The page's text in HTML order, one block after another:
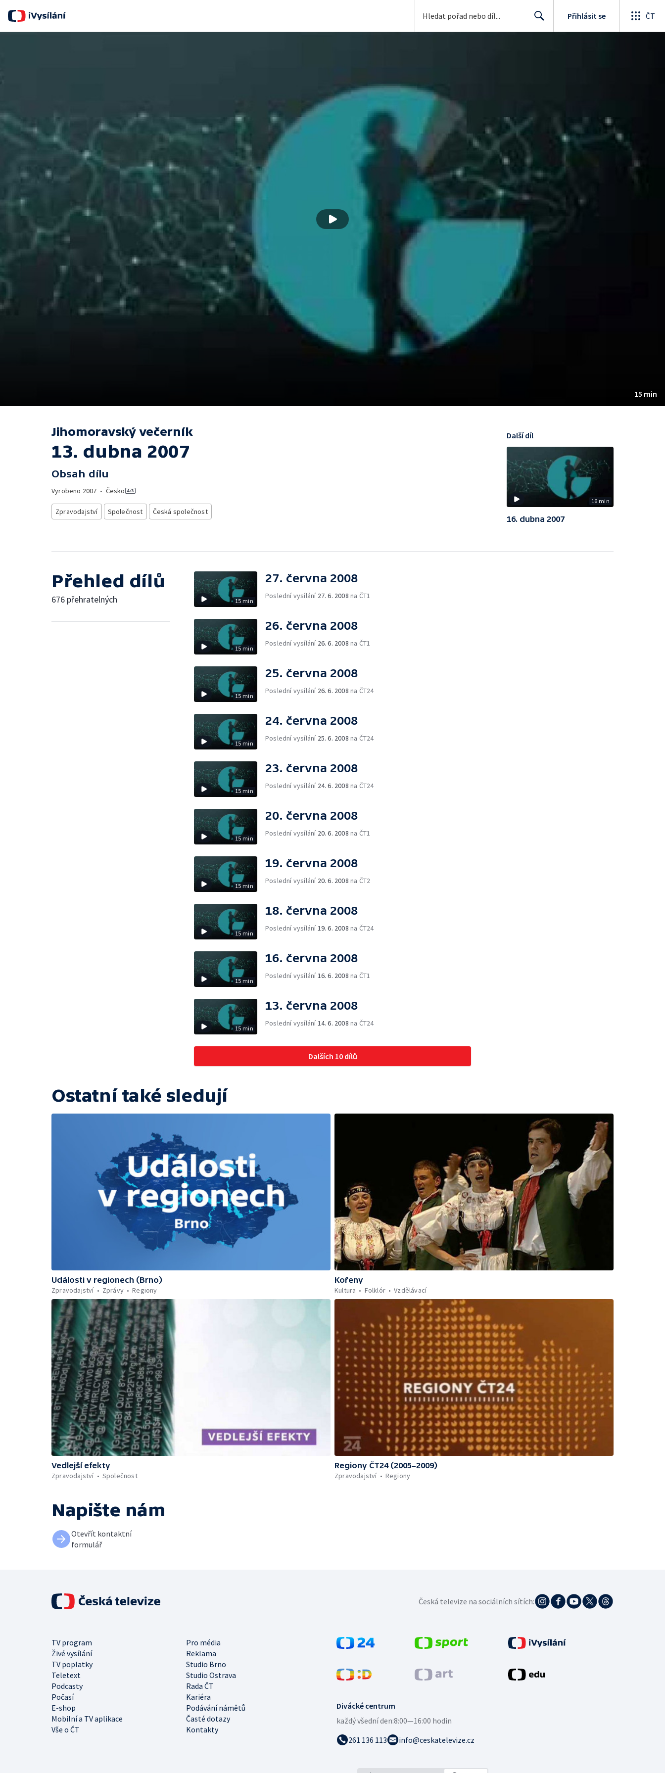
Přihlásit se ČT
15 min
Jihomoravský večerník
13. dubna 2007
Obsah dílu
Vyrobeno 2007 • Česko
Zpravodajství Společnost Česká společnost
16 min
Další díl
16. dubna 2007
Přehled dílů
676 přehratelných 15 min
27. června 2008
Poslední vysílání 27. 6. 2008 na ČT1
15 min
26. června 2008
Poslední vysílání 26. 6. 2008 na ČT1
15 min
25. června 2008
Poslední vysílání 26. 6. 2008 na ČT24
15 min
24. června 2008
Poslední vysílání 25. 6. 2008 na ČT24
15 min
23. června 2008
Poslední vysílání 24. 6. 2008 na ČT24
15 min
20. června 2008
Poslední vysílání 20. 6. 2008 na ČT1
15 min
19. června 2008
Poslední vysílání 20. 6. 2008 na ČT2
15 min
18. června 2008
Poslední vysílání 19. 6. 2008 na ČT24
15 min
16. června 2008
Poslední vysílání 16. 6. 2008 na ČT1
15 min
13. června 2008
Poslední vysílání 14. 6. 2008 na ČT24
Dalších 10 dílů
Ostatní také sledují
Události v regionech (Brno)
Zpravodajství
Zprávy Regiony
Kořeny
Kultura
Folklór Vzdělávací
Vedlejší efekty
Zpravodajství
Společnost
Regiony ČT24 (2005–2009)
Zpravodajství
Regiony
Napište nám
Otevřít kontaktní
formulář
Divácké centrum
každý všední den:8:00—16:00 hodin
261 136 113
info@ceskatelevize.cz
TV program
Pro média
Živé vysílání
Reklama
TV poplatky
Studio Brno
Teletext
Studio Ostrava
Podcasty
Rada ČT
Počasí
Kariéra
E-shop
Podávání námětů
Mobilní a TV aplikace
Časté dotazy
Vše o ČT
Kontakty
Česká televize na sociálních sítích: